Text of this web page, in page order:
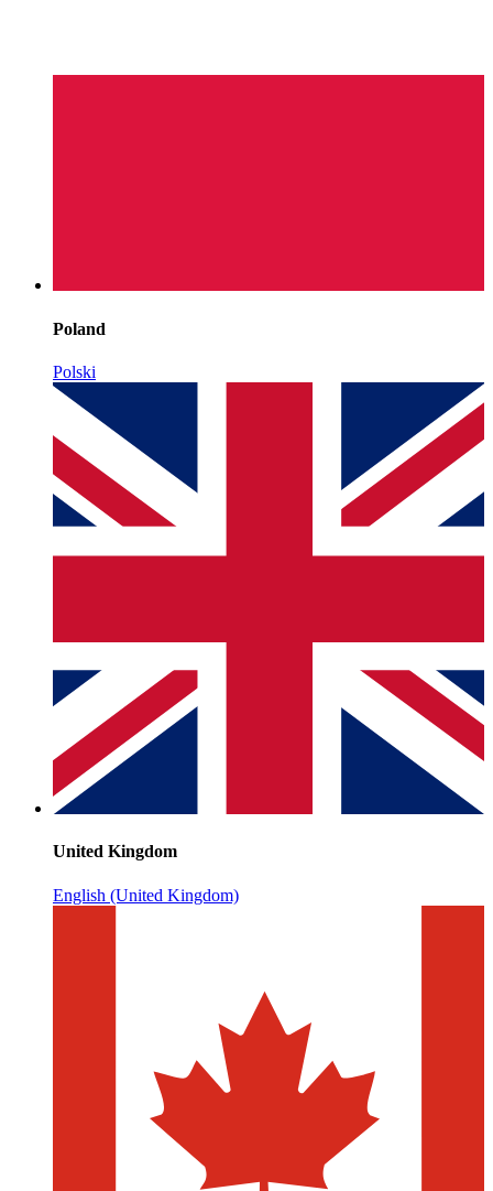
Poland
Polski
United Kingdom
English (United Kingdom)